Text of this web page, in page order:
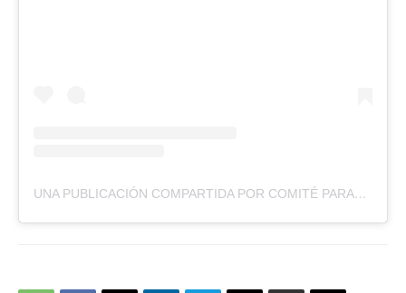
UNA PUBLICACIÓN COMPARTIDA POR COMITÉ PARALÍMPICO DE CHILE (@TEAMPARACHILE)